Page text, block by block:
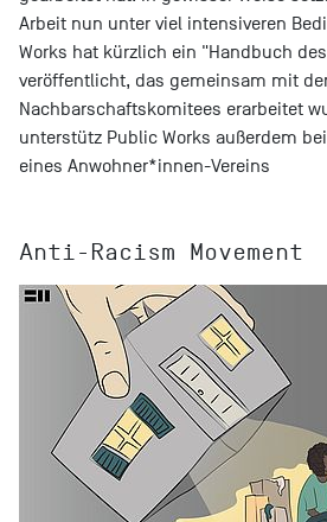
Arbeit nun unter viel intensiveren
Works hat kürzlich ein "Handbuch
veröffentlicht, das gemeinsam mit
Nachbarschaftskomitees erarbeitet
unterstütz Public Works außerdem
eines Anwohner*innen-Vereins
Anti-Racism Movement